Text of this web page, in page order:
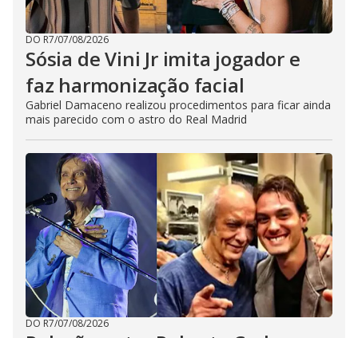
DO R7/07/08/2026
Sósia de Vini Jr imita jogador e
faz harmonização facial
Gabriel Damaceno realizou procedimentos para ficar ainda
mais parecido com o astro do Real Madrid
DO R7/07/08/2026